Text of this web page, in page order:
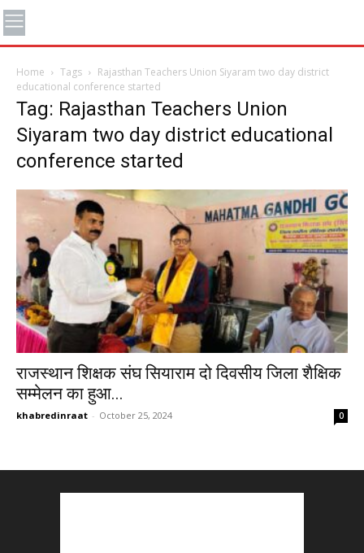
Home Tags
Rajasthan Teachers Union Siyaram two day district
educational conference started
Tag: Rajasthan Teachers Union
Siyaram two day district educational
conference started
राजस्थान शिक्षक संघ सियाराम दो दिवसीय जिला शैक्षिक
सम्मेलन का हुआ...
khabredinraat - October 25, 2024 0